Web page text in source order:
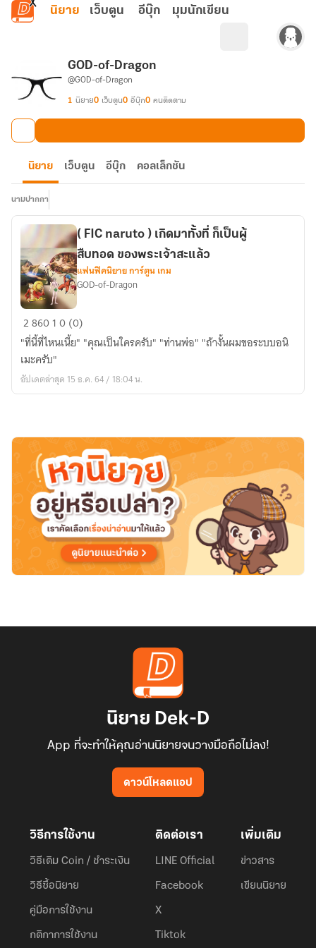
ข้ามไปยังเนื้อหาหลัก
นิยาย เว็บตูน อีบุ๊ก มุมนักเขียน
GOD-of-Dragon
@GOD-of-Dragon
1 นิยาย0 เว็บตูน0 อีบุ๊ก0 คนติดตาม
นิยาย เว็บตูน อีบุ๊ก คอลเล็กชัน
นามปากกา
FIC
naruto
)
เกิด
ที่
เป็น
สืบทอด
ของ
พระเจ้า
สะ
แล้ว
( FIC naruto ) เกิดมาทั้งที่ ก็เป็นผู้
สืบทอด ของพระเจ้าสะแล้ว
แฟนฟิคนิยาย การ์ตูน เกม
GOD-of-Dragon
286010 (0)
"ที่นี้ที่ไหนเนี้ย" "คุณเป็นใครครับ" "ท่านพ่อ" "ถ้างั้นผมขอระบบอนิ
เมะครับ"
อัปเดตล่าสุด 15 ธ.ค. 64 / 18:04 น.
นิยาย Dek-D
App ที่จะทำให้คุณอ่านนิยายจนวางมือถือไม่ลง!
ดาวน์โหลดแอป
วิธีการใช้งาน
วิธีเติม Coin / ชำระเงิน
วิธีซื้อนิยาย
คู่มือการใช้งาน
กติกาการใช้งาน
ติดต่อเรา
LINE Official
Facebook
X
Tiktok
เพิ่มเติม
ข่าวสาร
เขียนนิยาย